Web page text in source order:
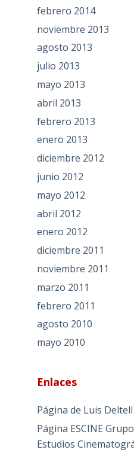
febrero 2014
noviembre 2013
agosto 2013
julio 2013
mayo 2013
abril 2013
febrero 2013
enero 2013
diciembre 2012
junio 2012
mayo 2012
abril 2012
enero 2012
diciembre 2011
noviembre 2011
marzo 2011
febrero 2011
agosto 2010
mayo 2010
Enlaces
Página de Luis Deltell
Página ESCINE
Estudios